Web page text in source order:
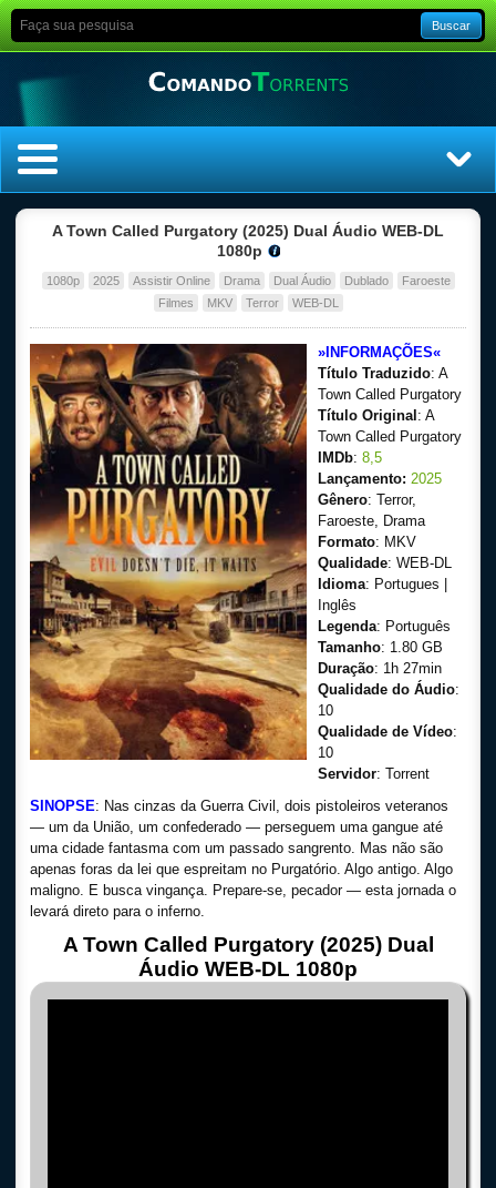
Buscar
Filmes
Dublado
Legendado
A Town Called Purgatory (2025) Dual Áudio WEB-DL
1080p
1080p 2025 Assistir Online Drama Dual Áudio Dublado
Faroeste
Filmes
MKV Terror WEB-DL
»INFORMAÇÕES«
Título Traduzido: A
Town Called Purgatory
Título Original : A
Town Called Purgatory
IMDb: 8,5
Lançamento: 2025
Gênero: Terror,
Faroeste, Drama
Formato: MKV
Qualidade: WEB-DL
Idioma: Portugues |
Inglês
Legenda: Português
Tamanho: 1.80 GB
Duração: 1h 27min
Qualidade do Áudio:
10
Qualidade de Vídeo:
10
Servidor: Torrent
SINOPSE: Nas cinzas da Guerra Civil, dois pistoleiros veteranos
— um da União, um confederado — perseguem uma gangue até
uma cidade fantasma com um passado sangrento. Mas não são
apenas foras da lei que espreitam no Purgatório. Algo antigo. Algo
maligno. E busca vingança. Prepare-se, pecador — esta jornada o
levará direto para o inferno.
A Town Called Purgatory (2025) Dual
Áudio WEB-DL 1080p